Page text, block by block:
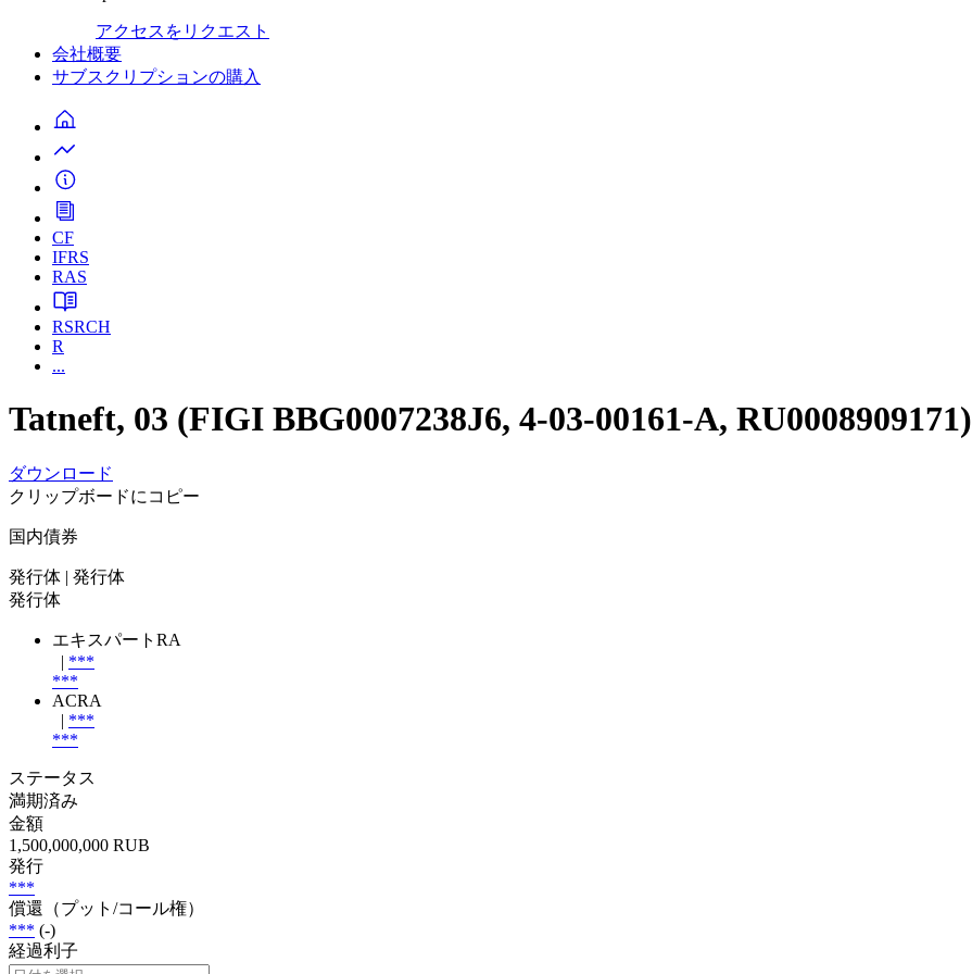
アクセスをリクエスト
会社概要
サブスクリプションの購入
CF
IFRS
RAS
RSRCH
R
...
Tatneft, 03 (FIGI BBG0007238J6, 4-03-00161-A, RU0008909171)
ダウンロード
クリップボードにコピー
国内債券
発行体 | 発行体
発行体
エキスパートRA
| ***
***
ACRA
| ***
***
ステータス
満期済み
金額
1,500,000,000 RUB
発行
***
償還（プット/コール権）
*** (-)
経過利子